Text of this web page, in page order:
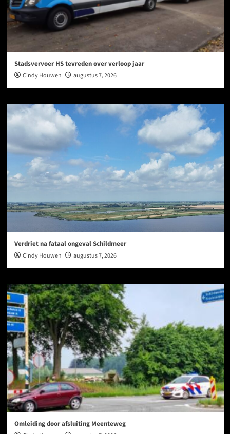
Stadsvervoer HS tevreden over verloop jaar
Cindy Houwen augustus 7, 2026
Verdriet na fataal ongeval Schildmeer
Cindy Houwen augustus 7, 2026
Omleiding door afsluiting Meenteweg